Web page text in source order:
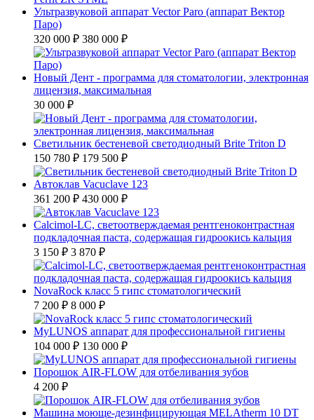
Ультразвуковой аппарат Vector Paro (аппарат Вектор
Паро)
320 000 ₽ 380 000 ₽
Новый Дент - программа для стоматологии, электронная
лицензия, максимальная
30 000 ₽
Светильник бестеневой светодиодный Brite Triton D
150 780 ₽ 179 500 ₽
Автоклав Vacuclave 123
361 200 ₽ 430 000 ₽
Calcimol-LC, светоотверждаемая рентгеноконтрастная
подкладочная паста, содержащая гидроокись кальция
3 150 ₽ 3 870 ₽
NovaRock класс 5 гипс стоматологический
7 200 ₽ 8 000 ₽
MyLUNOS аппарат для профессиональной гигиены
104 000 ₽ 130 000 ₽
Порошок AIR-FLOW для отбеливания зубов
4 200 ₽
Машина моюще-дезинфицирующая MELAtherm 10 DT